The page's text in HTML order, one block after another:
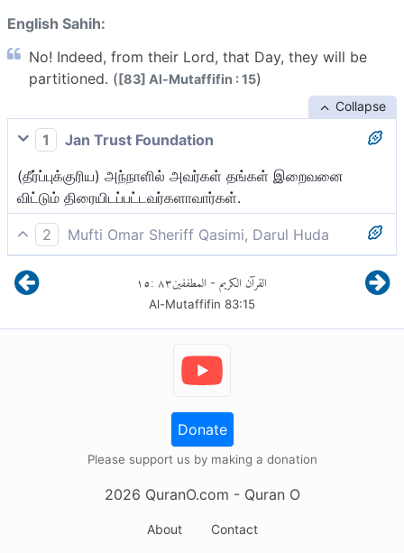
English Sahih:
No! Indeed, from their Lord, that Day, they will be
partitioned. ([83] Al-Mutaffifin : 15)
Collapse
1
Jan Trust Foundation
(தீர்ப்புக்குரிய) அந்நாளில் அவர்கள் தங்கள் இறைவனை
விட்டும் திரையிடப்பட்டவர்களாவார்கள்.
2
Mufti Omar Sheriff Qasimi, Darul Huda
அவ்வாறல்ல, நிச்சயமாக அவர்கள் அந்நாளில் அவர்களுடைய
இறைவனை விட்டுத் தடுக்கப்பட்டவர்கள்தான். (ஆகவே,
அவர்கள் அல்லாஹ்வைக் காணவே மாட்டார்கள்.)
القرآن الكريم - المطففين٨٣:١٥
Al-Mutaffifin 83:15
Donate
Please support us by making a donation
2026 QuranO.com - Quran O
About Contact